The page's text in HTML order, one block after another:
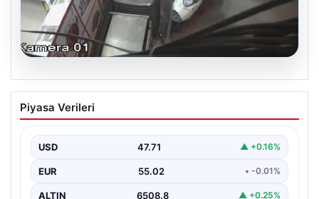
Bahçelievler’de Tahliye Edilen 4 Katlı
Binanın Çökme Anı Kayıtlarda
endişe verici sesler sonrası gece saatlerinde tahliye
edilen dört…
Piyasa Verileri
USD 47.71 ▲ +0.16%
EUR 55.02 • -0.01%
ALTIN 6508.8 ▲ +0.25%